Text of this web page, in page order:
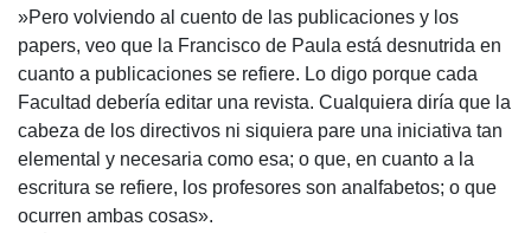
»Pero volviendo al cuento de las publicaciones y los
papers, veo que la Francisco de Paula está desnutrida en
cuanto a publicaciones se refiere. Lo digo porque cada
Facultad debería editar una revista. Cualquiera diría que la
cabeza de los directivos ni siquiera pare una iniciativa tan
elemental y necesaria como esa; o que, en cuanto a la
escritura se refiere, los profesores son analfabetos; o que
ocurren ambas cosas».